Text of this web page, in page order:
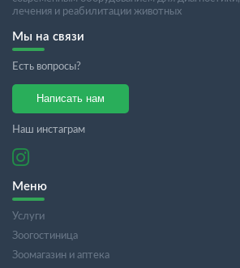
лечения и реабилитации животных
Мы на связи
Есть вопросы?
Написать нам
Наш инстаграм
Меню
Услуги
Зоогостиница
Зоомагазин и аптека